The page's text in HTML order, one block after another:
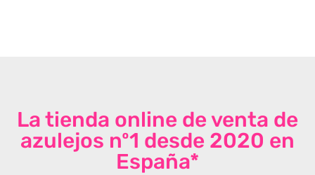
La tienda online de venta de
azulejos nº1 desde 2020 en
España*